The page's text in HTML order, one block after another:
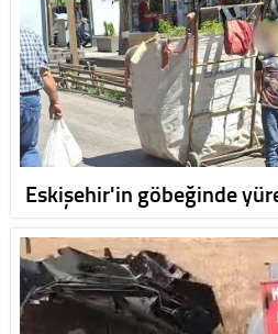
Eskişehir'in göbeğinde